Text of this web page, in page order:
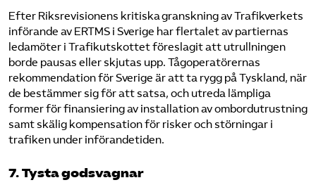
Efter Riksrevisionens kritiska granskning av Trafikverkets
införande av ERTMS i Sverige har flertalet av partiernas
ledamöter i Trafikutskottet föreslagit att utrullningen
borde pausas eller skjutas upp. Tågoperatörernas
rekommendation för Sverige är att ta rygg på Tyskland, när
de bestämmer sig för att satsa, och utreda lämpliga
former för finansiering av installation av ombordutrustning
samt skälig kompensation för risker och störningar i
trafiken under införandetiden.
7. Tysta godsvagnar